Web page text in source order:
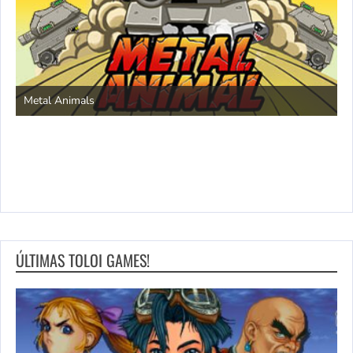
Metal Animals
ÚLTIMAS TOLOI GAMES!